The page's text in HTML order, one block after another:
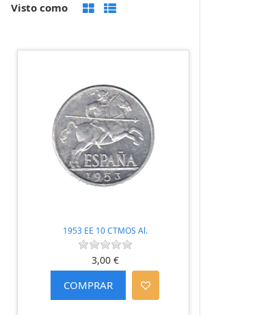
Visto como
1953 EE 10 CTMOS Al.
3,00 €